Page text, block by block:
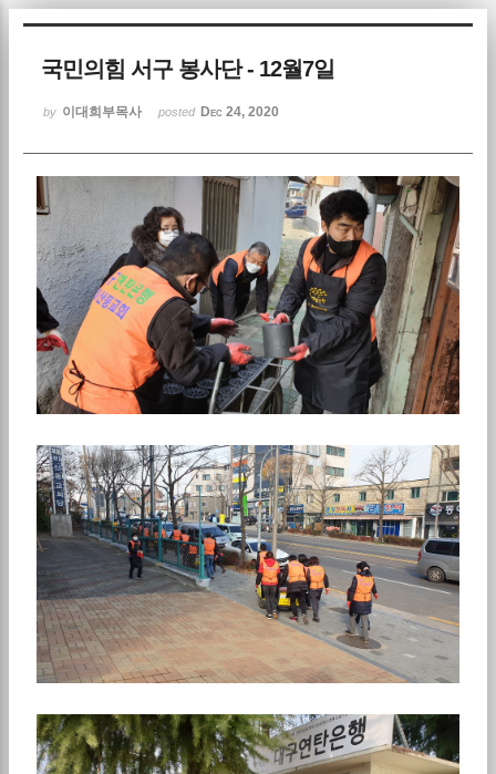
국민의힘 서구 봉사단 - 12월7일
by 이대희부목사 posted Dec 24, 2020
Sketchbook5, 스케치북5
Sketchbook5, 스케치북5